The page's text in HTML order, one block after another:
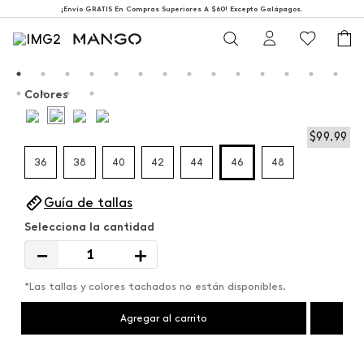
¡Envío GRATIS En Compras Superiores A $60! Excepto Galápagos.
$99,99
Colores
36 38 40 42 44 46 48
Guía de tallas
＋
－
*Las tallas y colores tachados no están disponibles.
Agregar al carrito